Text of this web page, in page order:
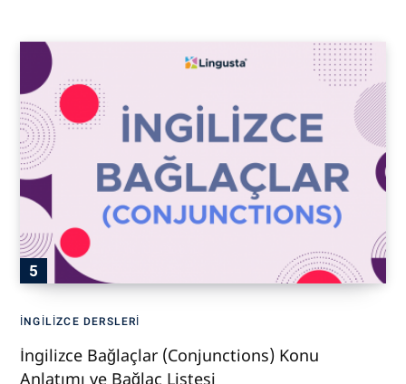
İNGILIZCE DERSLERI
İngilizce Bağlaçlar (Conjunctions) Konu
Anlatımı ve Bağlaç Listesi